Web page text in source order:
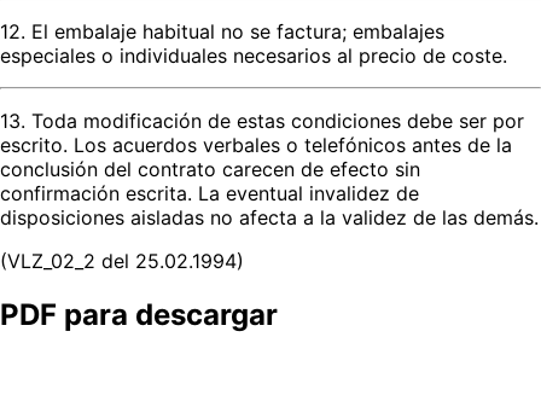
12. El embalaje habitual no se factura; embalajes
especiales o individuales necesarios al precio de coste.
13. Toda modificación de estas condiciones debe ser por
escrito. Los acuerdos verbales o telefónicos antes de la
conclusión del contrato carecen de efecto sin
confirmación escrita. La eventual invalidez de
disposiciones aisladas no afecta a la validez de las demás.
(VLZ_02_2 del 25.02.1994)
PDF para descargar